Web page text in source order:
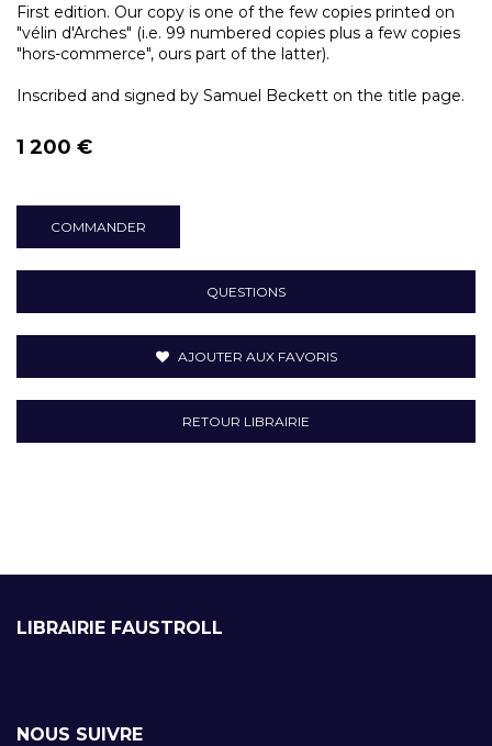
First edition. Our copy is one of the few copies printed on
"vélin d'Arches" (i.e. 99 numbered copies plus a few copies
"hors-commerce", ours part of the latter).
Inscribed and signed by Samuel Beckett on the title page.
1 200 €
COMMANDER
QUESTIONS
AJOUTER AUX FAVORIS
RETOUR LIBRAIRIE
LIBRAIRIE FAUSTROLL
NOUS SUIVRE